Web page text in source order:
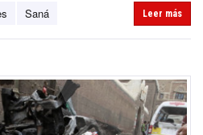
Saná Leer más